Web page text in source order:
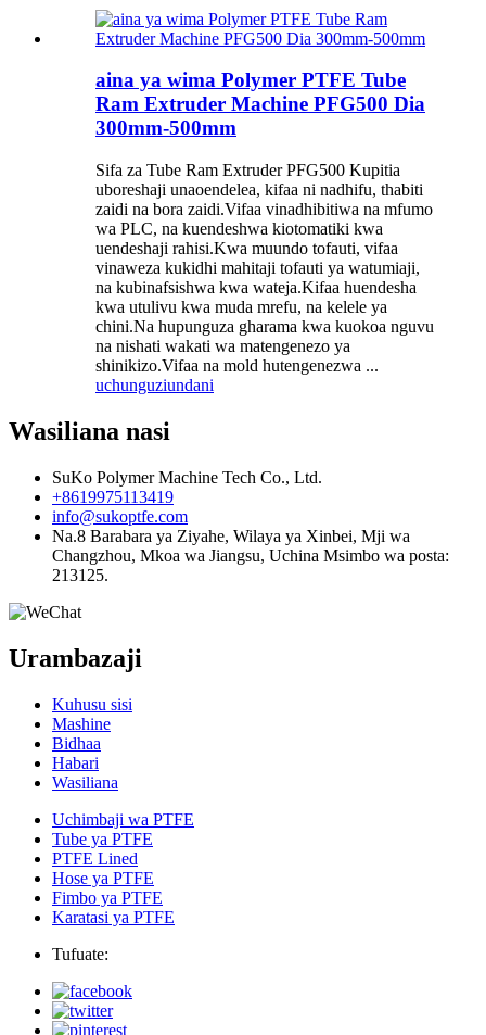
aina ya wima Polymer PTFE Tube
Ram Extruder Machine PFG500 Dia
300mm-500mm
Sifa za Tube Ram Extruder PFG500 Kupitia
uboreshaji unaoendelea, kifaa ni nadhifu, thabiti
zaidi na bora zaidi.Vifaa vinadhibitiwa na mfumo
wa PLC, na kuendeshwa kiotomatiki kwa
uendeshaji rahisi.Kwa muundo tofauti, vifaa
vinaweza kukidhi mahitaji tofauti ya watumiaji,
na kubinafsishwa kwa wateja.Kifaa huendesha
kwa utulivu kwa muda mrefu, na kelele ya
chini.Na hupunguza gharama kwa kuokoa nguvu
na nishati wakati wa matengenezo ya
shinikizo.Vifaa na mold hutengenezwa ...
uchunguziundani
Wasiliana nasi
SuKo Polymer Machine Tech Co., Ltd.
+8619975113419
info@sukoptfe.com
Na.8 Barabara ya Ziyahe, Wilaya ya Xinbei, Mji wa
Changzhou, Mkoa wa Jiangsu, Uchina Msimbo wa posta:
213125.
Urambazaji
Kuhusu sisi
Mashine
Bidhaa
Habari
Wasiliana
Uchimbaji wa PTFE
Tube ya PTFE
PTFE Lined
Hose ya PTFE
Fimbo ya PTFE
Karatasi ya PTFE
Tufuate: